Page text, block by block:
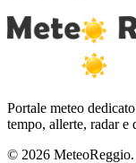
Portale meteo
tempo, allerte, radar e
© 2026